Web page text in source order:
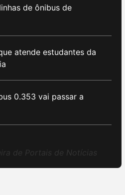
de ônibus de
atende estudantes da
0.353 vai passar a
de Portais de Notícias